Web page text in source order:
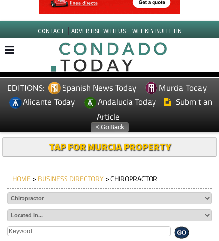
CONTACT ADVERTISE WITH US WEEKLY BULLETIN
EDITIONS: Spanish News Today
Murcia Today
Alicante Today
Andalucia Today
Submit an
Article
TAP FOR MURCIA PROPERTY
HOME > BUSINESS DIRECTORY> CHIROPRACTOR